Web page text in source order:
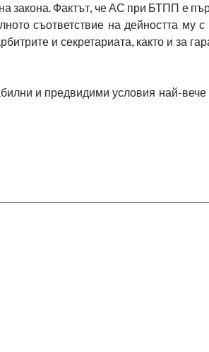
закона. Фактът, че АС при БТПП е
съответствие на дейността му с
и секретариата, както и за
и предвидими условия най-вече